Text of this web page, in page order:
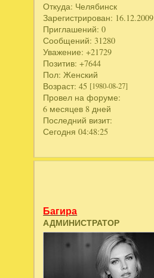
Откуда: Челябинск
Зарегистрирован: 16.12.2009
Приглашений: 0
Сообщений: 31280
Уважение: +21729
Позитив: +7644
Пол: Женский
Возраст: 45 [1980-08-27]
Провел на форуме:
6 месяцев 8 дней
Последний визит:
Сегодня 04:48:25
Багира
АДМИНИСТРАТОР